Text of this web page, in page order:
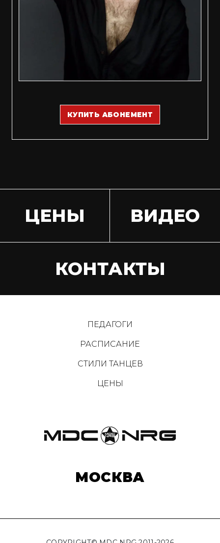
КУПИТЬ АБОНЕМЕНТ
ЦЕНЫ ВИДЕО
КОНТАКТЫ
ПЕДАГОГИ
РАСПИСАНИЕ
СТИЛИ ТАНЦЕВ
ЦЕНЫ
МОСКВА